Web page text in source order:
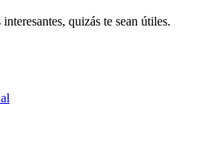
quizás te sean útiles.